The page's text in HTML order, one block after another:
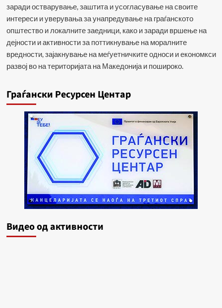
заради остварување, заштита и усогласување на своите
интереси и уверувања за унапредување на граѓанското
општество и локалните заедници, како и заради вршење на
дејности и активности за поттикнување на моралните
вредности, зајакнување на меѓуетничките односи и економкси
развој во на територијата на Македонија и пошироко.
Граѓански Ресурсен Центар
Видеo од активности